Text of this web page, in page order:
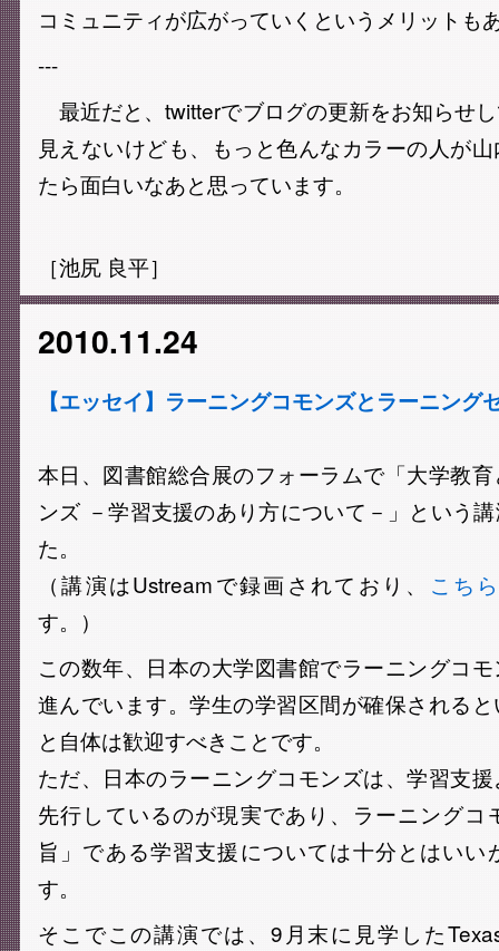
コミュニティが広がっていくというメリットも
---
最近だと、twitterでブログの更新をお知らせ
見えないけども、もっと色んなカラーの人が
たら面白いなあと思っています。
［池尻 良平］
2010.11.24
【エッセイ】ラーニングコモンズとラーニング
本日、図書館総合展のフォーラムで「大学教
ンズ －学習支援のあり方について－」という
た。
（講演はUstreamで録画されており、 こち
す。）
この数年、日本の大学図書館でラーニングコ
進んでいます。学生の学習区間が確保される
と自体は歓迎すべきことです。
ただ、日本のラーニングコモンズは、学習支
先行しているのが現実であり、ラーニングコ
旨」である学習支援については十分とはいい
す。
そこでこの講演では、9月末に見学した